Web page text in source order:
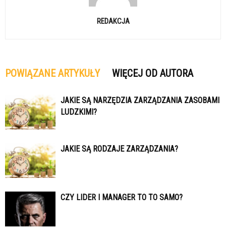
REDAKCJA
POWIĄZANE ARTYKUŁY WIĘCEJ OD AUTORA
JAKIE SĄ NARZĘDZIA ZARZĄDZANIA ZASOBAMI
LUDZKIMI?
JAKIE SĄ RODZAJE ZARZĄDZANIA?
CZY LIDER I MANAGER TO TO SAMO?